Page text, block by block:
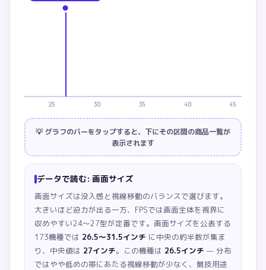
25 30 35 40 45
💡 グラフのバーをタップすると、下にその区間の商品一覧が
表示されます
データで読む: 画面サイズ
画面サイズは没入感と視線移動のバランスで選びます。
大きいほど迫力が出る一方、FPSでは画面全体を視界に
収めやすい24〜27型が定番です。 画面サイズを公表する
173機種では 26.5〜31.5インチ に中央の約半数が集ま
り、中央値は 27インチ。この機種は 26.5インチ — 分布
ではやや低めの帯にあたる視線移動が少なく、競技用途